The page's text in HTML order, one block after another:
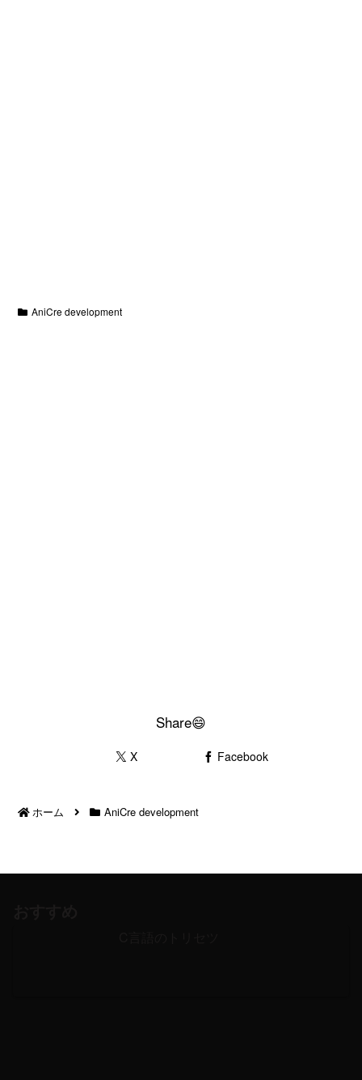
AniCre development
Share😄
X Facebook
ホーム AniCre development